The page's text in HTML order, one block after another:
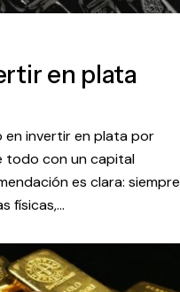
en plata
en invertir en plata por
todo con un capital
es clara: siempre
físicas,…